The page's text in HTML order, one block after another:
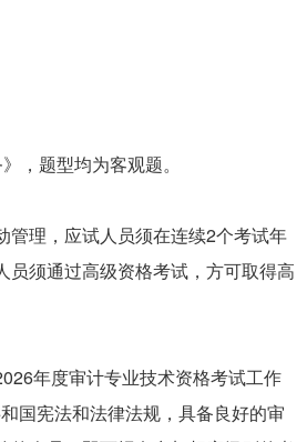
，题型均为客观题。
管理，应试人员须在连续2个考试年
须通过高级资格考试，方可取得高
年度审计专业技术资格考试工作
国宪法和法律法规，具备良好的审